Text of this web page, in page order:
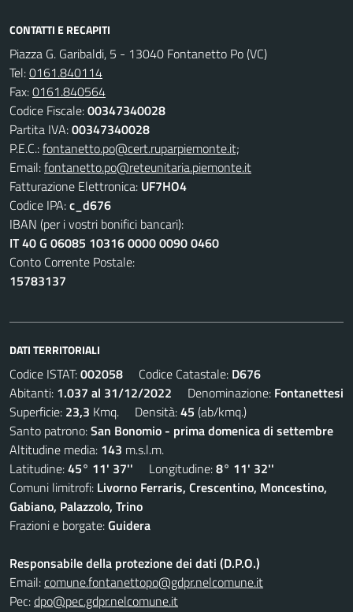
CONTATTI E RECAPITI
Piazza G. Garibaldi, 5 - 13040 Fontanetto Po (VC)
Tel:0161.840114
Fax:0161.840564
Codice Fiscale:00347340028
Partita IVA:00347340028
P.E.C.:fontanetto.po@cert.ruparpiemonte.it;
Email:fontanetto.po@reteunitaria.piemonte.it
Fatturazione Elettronica: UF7HO4
Codice IPA:c_d676
IBAN (per i vostri bonifici bancari):
IT 40 G 06085 10316 0000 0090 0460
Conto Corrente Postale:
15783137
DATI TERRITORIALI
Codice ISTAT:002058 Codice Catastale: D676
Abitanti: 1.037 al 31/12/2022 Denominazione: Fontanettesi
Superficie: 23,3 Kmq. Densità:45 (ab/kmq.)
Santo patrono:San Bonomio - prima domenica di settembre
Altitudine media: 143 m.s.l.m.
Latitudine:45° 11' 37'' Longitudine:8° 11' 32''
Comuni limitrofi: Livorno Ferraris, Crescentino, Moncestino,
Gabiano, Palazzolo, Trino
Frazioni e borgate:Guidera
Responsabile della protezione dei dati (D.P.O.)
Email:comune.fontanettopo@gdpr.nelcomune.it
Pec:dpo@pec.gdpr.nelcomune.it